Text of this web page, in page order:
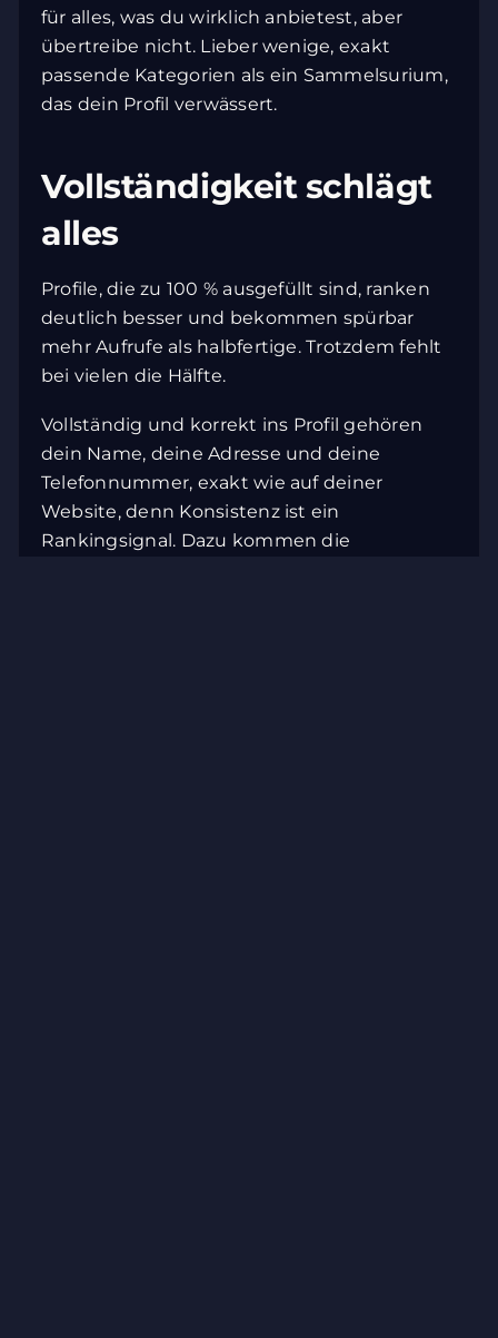
für alles, was du wirklich anbietest, aber
übertreibe nicht. Lieber wenige, exakt
passende Kategorien als ein Sammelsurium,
das dein Profil verwässert.
Vollständigkeit schlägt
alles
Profile, die zu 100 % ausgefüllt sind, ranken
deutlich besser und bekommen spürbar
mehr Aufrufe als halbfertige. Trotzdem fehlt
bei vielen die Hälfte.
Vollständig und korrekt ins Profil gehören
dein Name, deine Adresse und deine
Telefonnummer, exakt wie auf deiner
Website, denn Konsistenz ist ein
Rankingsignal. Dazu kommen die
Wir verwenden Cookies und ähnliche
Technologien, um unsere Website
zuverlässig bereitzustellen, ihre Nutzung zu
analysieren und Marketinginhalte
erlauben. Personenbezogene Daten können
verarbeitet werden, z. B. IP-Adressen oder
Geräteinformationen.
Einige Dienste übertragen Daten in die USA. Mit Ihrer
Einwilligung stimmen Sie gemäßArt. 49 Abs. 1 lit. a
DSGVOzu, dass Ihre Daten dort verarbeitet werden. Die
USA gelten als Land mit unzureichendem
Datenschutzniveau; Behördenzugriffe können nicht
ausgeschlossen werden.
Akzeptieren
Anpassen
Essenziell